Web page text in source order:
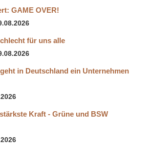
GAME OVER!
für uns alle
in Deutschland ein Unternehmen
Kraft - Grüne und BSW